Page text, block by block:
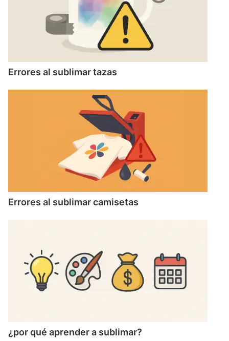
Errores al sublimar tazas
Errores al sublimar camisetas
¿por qué aprender a sublimar?